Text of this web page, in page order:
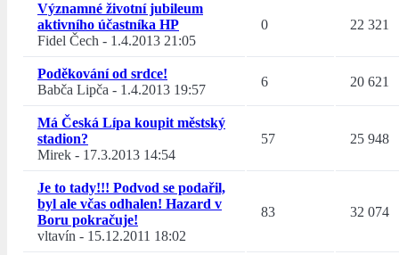
Významné životní jubileum
aktivního účastníka HP
Fidel Čech - 1.4.2013 21:05
0 22 321
Poděkování od srdce!
Babča Lipča - 1.4.2013 19:57
6 20 621
Má Česká Lípa koupit městský
stadion?
Mirek - 17.3.2013 14:54
57 25 948
Je to tady!!! Podvod se podařil,
byl ale včas odhalen! Hazard v
Boru pokračuje!
vltavín - 15.12.2011 18:02
83 32 074